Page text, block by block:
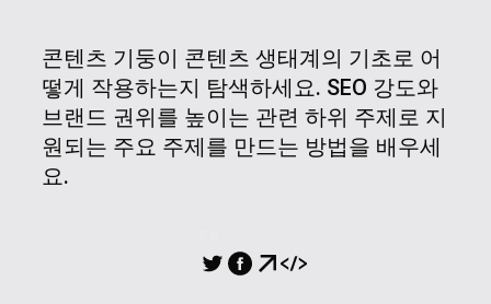
콘텐츠 기둥이 콘텐츠 생태계의 기초로 어
떻게 작용하는지 탐색하세요. SEO 강도와
브랜드 권위를 높이는 관련 하위 주제로 지
원되는 주요 주제를 만드는 방법을 배우세
요.